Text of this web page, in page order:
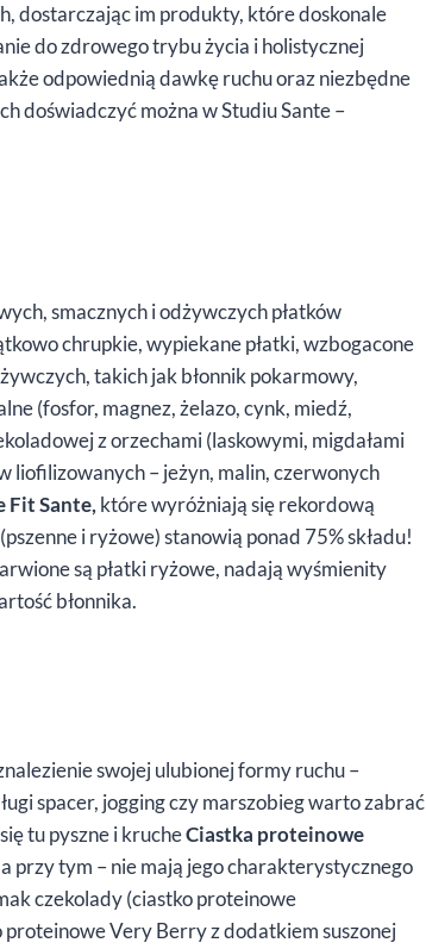
dostarczając im produkty, które doskonale
do zdrowego trybu życia i holistycznej
odpowiednią dawkę ruchu oraz niezbędne
doświadczyć można w Studiu Sante –
smacznych i odżywczych płatków
chrupkie, wypiekane płatki, wzbogacone
takich jak błonnik pokarmowy,
(fosfor, magnez, żelazo, cynk, miedź,
z orzechami (laskowymi, migdałami
liofilizowanych – jeżyn, malin, czerwonych
Fit Sante, które wyróżniają się rekordową
i ryżowe) stanowią ponad 75% składu!
są płatki ryżowe, nadają wyśmienity
błonnika.
swojej ulubionej formy ruchu –
spacer, jogging czy marszobieg warto zabrać
tu pyszne i krucheCiastka proteinowe
przy tym – nie mają jego charakterystycznego
czekolady (ciastko proteinowe
Very Berry z dodatkiem suszonej